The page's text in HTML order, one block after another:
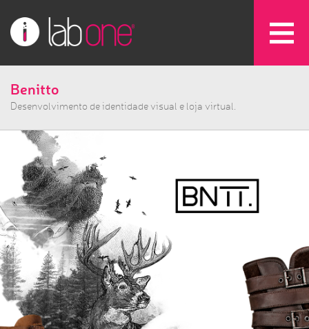
Benitto
Desenvolvimento de identidade visual e loja virtual.